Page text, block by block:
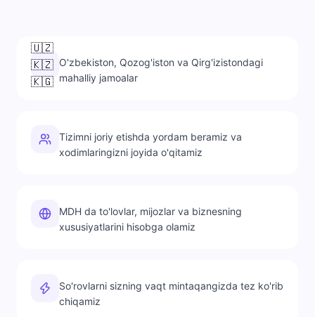
🇺🇿
🇰🇿
🇰🇬
O'zbekiston, Qozog'iston va Qirg'izistondagi
mahalliy jamoalar
Tizimni joriy etishda yordam beramiz va
xodimlaringizni joyida o'qitamiz
MDH da to'lovlar, mijozlar va biznesning
xususiyatlarini hisobga olamiz
So'rovlarni sizning vaqt mintaqangizda tez ko'rib
chiqamiz